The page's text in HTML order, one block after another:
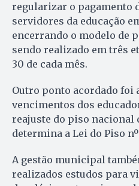
regularizar o pagamento
servidores da educação
encerrando o modelo de
sendo realizado em três
30 de cada mês.
Outro ponto acordado foi
vencimentos dos
reajuste do piso
determina a Lei do Piso nº
A gestão municipal
realizados estudos para